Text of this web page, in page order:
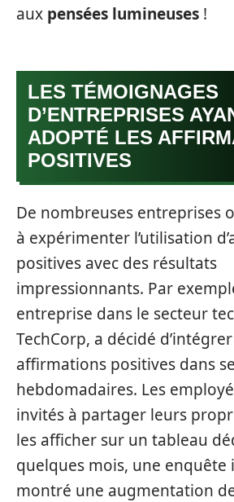
aux pensées lumineuses !
LES TÉMOIGNAGES
D’ENTREPRISES
ADOPTÉ LES
POSITIVES
De nombreuses entreprises
à expérimenter l’utilisation
positives avec des résultats
impressionnants. Par
entreprise dans le secteur
TechCorp, a décidé
affirmations positives dans
hebdomadaires. Les
invités à partager leurs
les afficher sur un tableau
quelques mois, une enquête
montré une augmentation